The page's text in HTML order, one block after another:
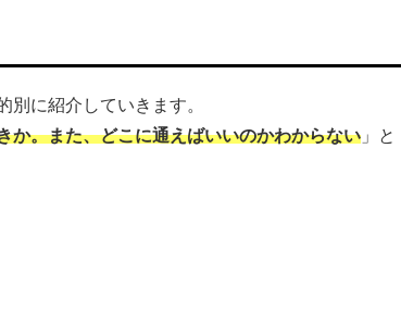
別に紹介していきます。
か。また、どこに通えばいいのかわからない 」と